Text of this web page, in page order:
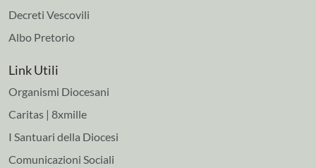
Decreti Vescovili
Albo Pretorio
Link Utili
Organismi Diocesani
Caritas | 8xmille
I Santuari della Diocesi
Comunicazioni Sociali